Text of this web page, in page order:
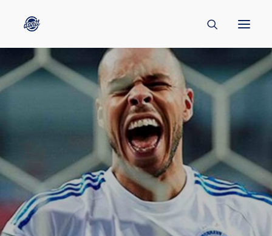
CONTACT
INSPIRATION
BORNHOLM